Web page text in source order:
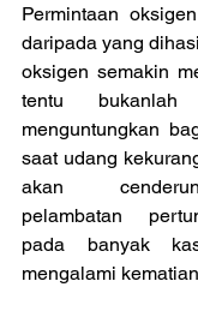
Permintaan
daripada yang
oksigen semakin
tentu
menguntungkan
saat udang
akan
pelambatan
pada banyak
mengalami